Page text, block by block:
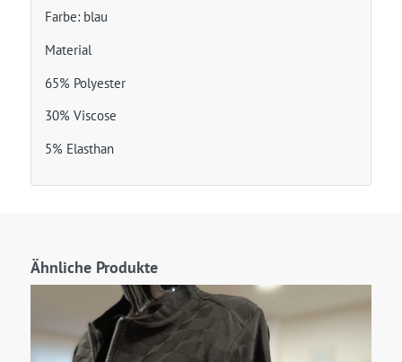
Farbe: blau
Material
65% Polyester
30% Viscose
5% Elasthan
Ähnliche Produkte